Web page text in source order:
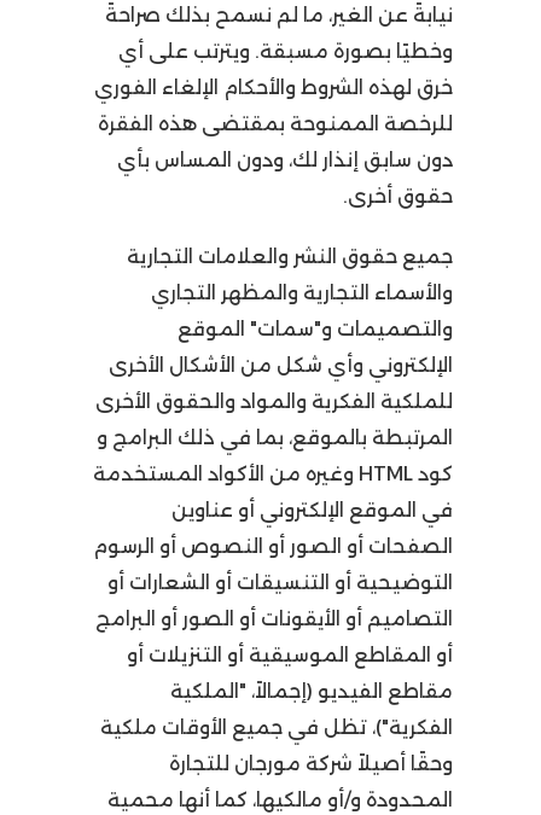
نيابةً عن الغير، ما لم نسمح بذلك صراحةً
وخطيًا بصورة مسبقة. ويترتب على أي
خرق لهذه الشروط والأحكام الإلغاء الفوري
للرخصة الممنوحة بمقتضى هذه الفقرة
دون سابق إنذار لك، ودون المساس بأي
حقوق أخرى.
جميع حقوق النشر والعلامات التجارية
والأسماء التجارية والمظهر التجاري
والتصميمات و"سمات" الموقع
الإلكتروني وأي شكل من الأشكال الأخرى
للملكية الفكرية والمواد والحقوق الأخرى
المرتبطة بالموقع، بما في ذلك البرامج و
كود HTML وغيره من الأكواد المستخدمة
في الموقع الإلكتروني أو عناوين
الصفحات أو الصور أو النصوص أو الرسوم
التوضيحية أو التنسيقات أو الشعارات أو
التصاميم أو الأيقونات أو الصور أو البرامج
أو المقاطع الموسيقية أو التنزيلات أو
مقاطع الفيديو (إجمالاً، "الملكية
الفكرية")، تظل في جميع الأوقات ملكية
وحقًا أصيلاً شركة مورجان للتجارة
المحدودة و/أو مالكيها، كما أنها محمية